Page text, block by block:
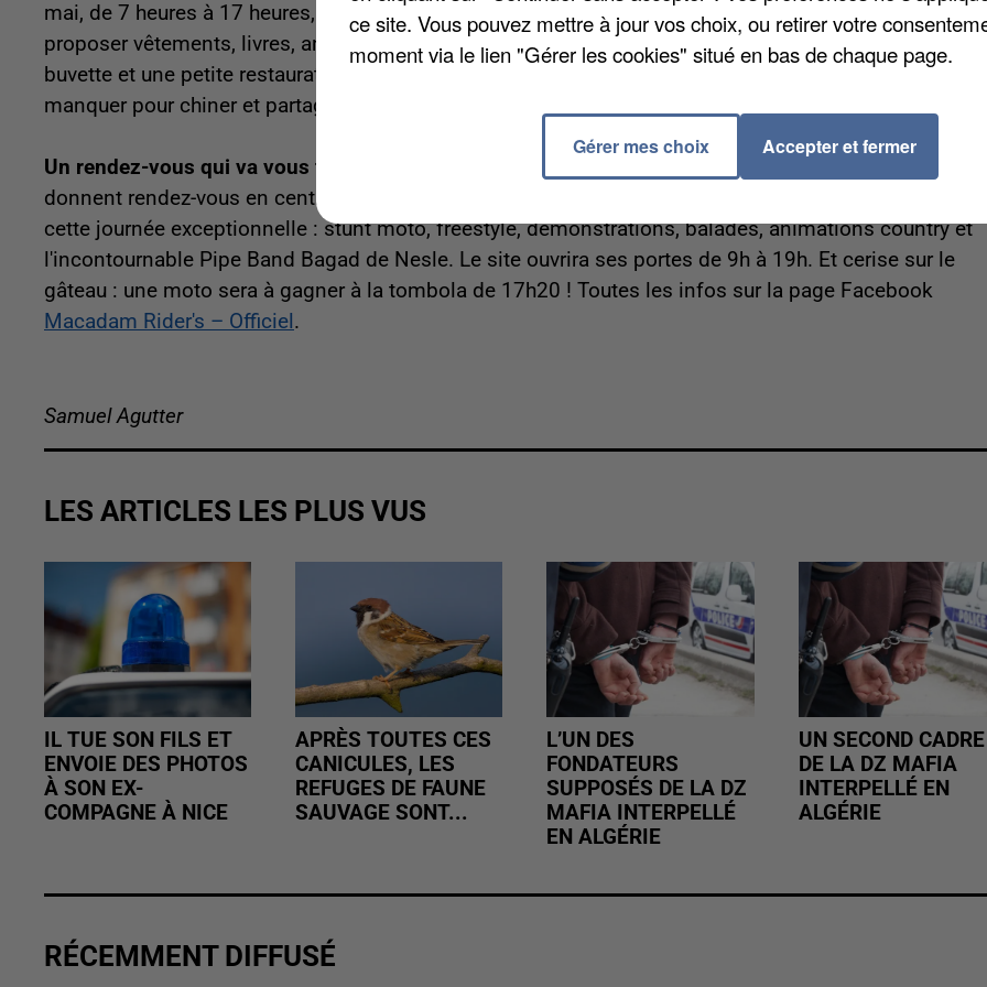
mai, de 7 heures à 17 heures, place Albert Thomas. Une centaine d'exposants seront présents pour
proposer vêtements, livres, antiquités, plantes, jeux pour enfants, vélos et bien d'autres trésors. Une
buvette et une petite restauration seront également disponibles sur place. Un rendez-vous à ne pas
manquer pour chiner et partager un bon moment en famille ou entre amis.
Un rendez-vous qui va vous faire vrombir, à Noyon !
donnent rendez-vous en centre-ville, pour la 25ème édition de la Fête de la Moto ! Au programme de
cette journée exceptionnelle : stunt moto, freestyle, démonstrations, balades, animations country et
l'incontournable Pipe Band Bagad de Nesle. Le site ouvrira ses portes de 9h à 19h. Et cerise sur le
gâteau : une moto sera à gagner à la tombola de 17h20 ! Toutes les infos sur la page Facebook
Macadam Rider's – Officiel.
Samuel Agutter
LES ARTICLES LES PLUS VUS
IL TUE SON FILS ET
ENVOIE DES PHOTOS
À SON EX-
COMPAGNE À NICE
APRÈS TOUTES CES
CANICULES, LES
REFUGES DE FAUNE
SAUVAGE SONT...
L’UN DES
FONDATEURS
SUPPOSÉS DE LA DZ
MAFIA INTERPELLÉ
EN ALGÉRIE
UN SECOND CADRE
DE LA DZ MAFIA
INTERPELLÉ EN
ALGÉRIE
RÉCEMMENT DIFFUSÉ
ce site. Vous pouvez mettre à jour vos choix, ou retirer votre
moment via le lien "Gérer les cookies" situé en bas de chaque page.
Gérer mes choix Accepter et fermer